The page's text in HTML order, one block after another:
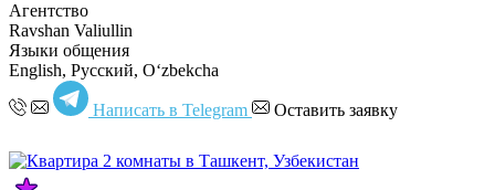
Агентство
Ravshan Valiullin
Языки общения
English, Русский, Oʻzbekcha
Написать в Telegram Оставить заявку